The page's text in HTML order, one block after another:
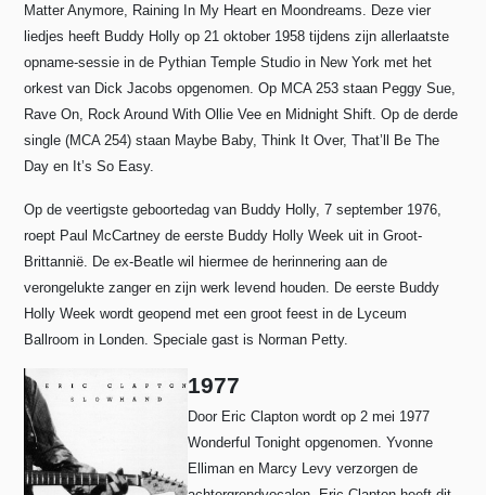
Matter Anymore, Raining In My Heart en Moondreams. Deze vier
liedjes heeft Buddy Holly op 21 oktober 1958 tijdens zijn allerlaatste
opname-sessie in de Pythian Temple Studio in New York met het
orkest van Dick Jacobs opgenomen.Op MCA 253 staan Peggy Sue,
Rave On, Rock Around With Ollie Vee en Midnight Shift. Op de derde
single (MCA 254) staan Maybe Baby, Think It Over, That’ll Be The
Day en It’s So Easy.
Op de veertigste geboortedag van Buddy Holly,7 september 1976,
roept Paul McCartney de eerste Buddy Holly Week uit in Groot-
Brittannië. De ex-Beatle wil hiermee de herinnering aan de
verongelukte zanger en zijn werk levend houden. De eerste Buddy
Holly Week wordt geopend met een groot feest in de Lyceum
Ballroom in Londen. Speciale gast is Norman Petty.
1977
Door Eric Clapton wordt op 2 mei 1977
Wonderful Tonight opgenomen. Yvonne
Elliman en Marcy Levy verzorgen de